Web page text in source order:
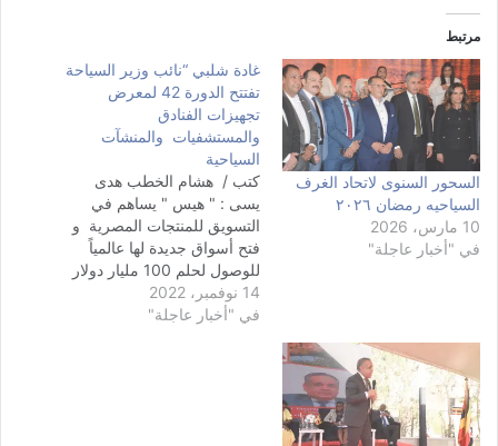
مرتبط
السحور السنوى لاتحاد الغرف
السياحيه رمضان ٢٠٢٦
10 مارس، 2026
في "أخبار عاجلة"
غادة شلبي “نائب وزير السياحة
تفتتح الدورة 42 لمعرض
تجهيزات الفنادق
والمستشفيات والمنشآت
السياحية
كتب / هشام الخطب هدى
يسى : " هيس " يساهم في
التسويق للمنتجات المصرية و
فتح أسواق جديدة لها عالمياً
للوصول لحلم 100 مليار دولار
إنطلقت اليوم الإثنين فعاليات
معرض هيس الدولى لتجهيزات
14 نوفمبر، 2022
في "أخبار عاجلة"